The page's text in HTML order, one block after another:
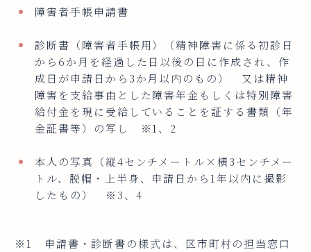
障害者手帳申請書
診断書（障害者手帳用）（精神障害に係る初診日
から6か月を経過した日以後の日に作成され、作
成日が申請日から3か月以内のもの） 又は精神
障害を支給事由とした障害年金もしくは特別障害
給付金を現に受給していることを証する書類（年
金証書等）の写し ※1、2
本人の写真（縦4センチメートル×横3センチメー
トル、脱帽・上半身、申請日から1年以内に撮影
したもの） ※3、4
※1 申請書・診断書の様式は、区市町村の担当窓口